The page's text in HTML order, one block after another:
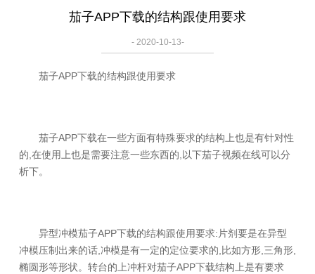
茄子APP下载的结构跟使用要求
- 2020-10-13-
茄子APP下载的结构跟使用要求
茄子APP下载在一些方面有特殊要求的结构上也是有针对性
的,在使用上也是需要注意一些东西的,以下茄子视频在线可以分
析下。
异型冲模茄子APP下载的结构跟使用要求:片剂要是在异型
冲模压制出来的话,冲模是有一定的定位要求的,比如方形,三角形,
椭圆形等形状。转台的上冲杆对茄子APP下载结构上是有要求